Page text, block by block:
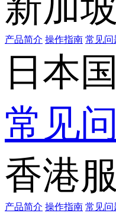
产品简介 操作指南 常见问
日本
常见
香港
产品简介 操作指南 常见问